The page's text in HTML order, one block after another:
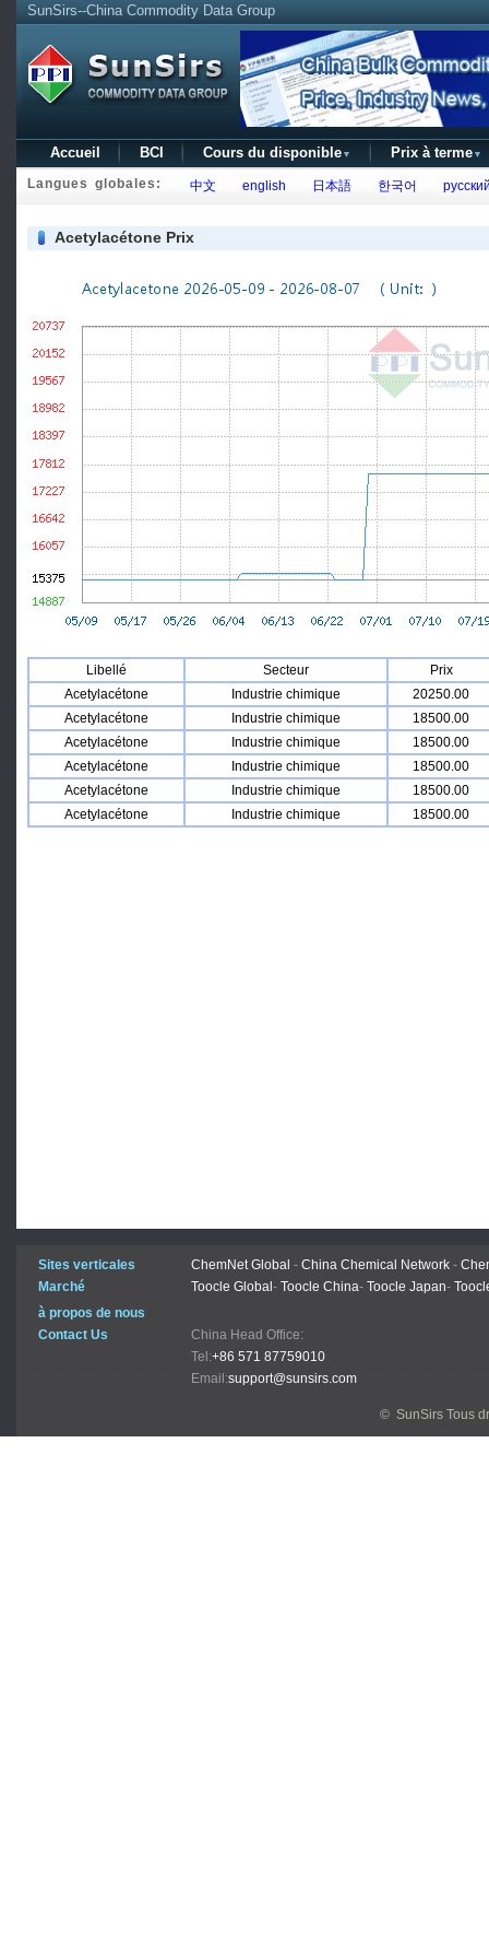
SunSirs--China Commodity Data Group
Accueil BCI Cours du disponible ▼ Prix à terme ▼
Langues globales: 中文 english 日本語 한국어
Acetylacétone Prix
Libellé Secteur
Prix
Acetylacétone
Industrie chimique
20250.00
Acetylacétone
Industrie chimique
18500.00
Acetylacétone
Industrie chimique
18500.00
Acetylacétone
Industrie chimique
18500.00
Acetylacétone
Industrie chimique
18500.00
Acetylacétone
Industrie chimique 18500.00
Sites verticales ChemNet Global - China Chemical Network -
Marché
Toocle Global - Toocle China- Toocle Japan-
à propos de nous
Contact Us
China Head Office:
Tel:+86 571 87759010
Email:support@sunsirs.com
© SunSirs Tous